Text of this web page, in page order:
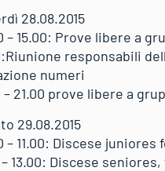
28.08.2015
– 15.00: Prove libere a
responsabili
numeri
– 21.00 prove libere a
29.08.2015
– 11.00: Discese
– 13.00: Discese